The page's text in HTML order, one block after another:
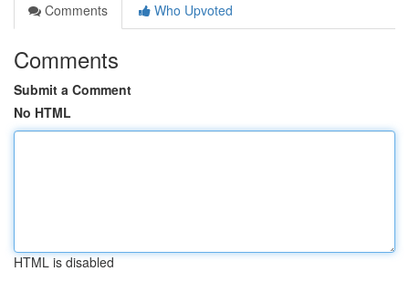
Comments
Who Upvoted
Comments
Submit a Comment
No HTML
HTML is disabled